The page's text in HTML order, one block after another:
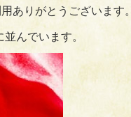
ありがとうございます。
んでいます。